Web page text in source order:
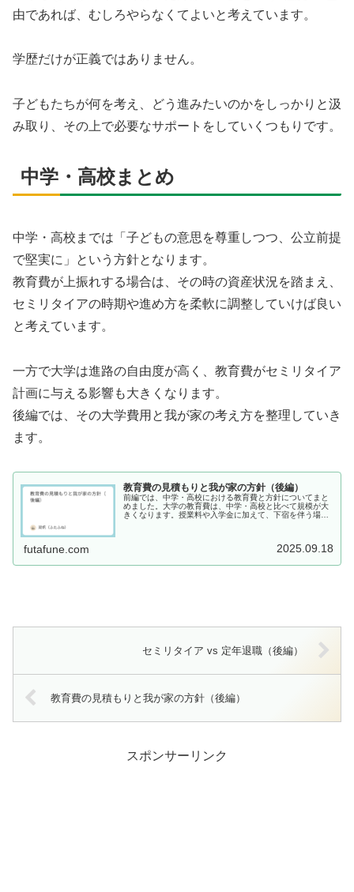
由であれば、むしろやらなくてよいと考えています。
学歴だけが正義ではありません。
子どもたちが何を考え、どう進みたいのかをしっかりと汲
み取り、その上で必要なサポートをしていくつもりです。
中学・高校まとめ
中学・高校までは「子どもの意思を尊重しつつ、公立前提
で堅実に」という方針となります。
教育費が上振れする場合は、その時の資産状況を踏まえ、
セミリタイアの時期や進め方を柔軟に調整していけば良い
と考えています。
一方で大学は進路の自由度が高く、教育費がセミリタイア
計画に与える影響も大きくなります。
後編では、その大学費用と我が家の考え方を整理していき
ます。
教育費の見積もりと我が家の方針（後編）
前編では、中学・高校における教育費と方針についてまと
めました。大学の教育費は、中学・高校と比べて規模が大
きくなります。授業料や入学金に加えて、下宿を伴う場合
futafune.com 2025.09.18
セミリタイア vs 定年退職（後編）
教育費の見積もりと我が家の方針（後編）
スポンサーリンク